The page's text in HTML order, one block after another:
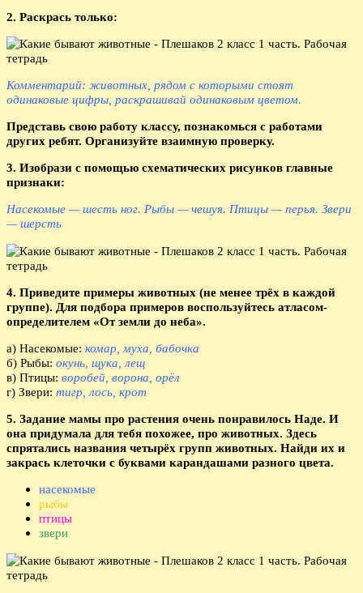
2. Раскрась только:
Комментарий: животных, рядом с которыми стоят
одинаковые цифры, раскрашивай одинаковым цветом.
Представь свою работу классу, познакомься с работами
других ребят. Организуйте взаимную проверку.
3. Изобрази с помощью схематических рисунков главные
признаки:
Насекомые — шесть ног. Рыбы — чешуя. Птицы — перья. Звери
— шерсть
4. Приведите примеры животных (не менее трёх в каждой
группе). Для подбора примеров воспользуйтесь атласом-
определителем «От земли до неба».
а) Насекомые: комар, муха, бабочка
б) Рыбы: окунь, щука, лещ
в) Птицы: воробей, ворона, орёл
г) Звери: тигр, лось, крот
5. Задание мамы про растения очень понравилось Наде. И
она придумала для тебя похожее, про животных. Здесь
спрятались названия четырёх групп животных. Найди их и
закрась клеточки с буквами карандашами разного цвета.
насекомые
рыбы
птицы
звери